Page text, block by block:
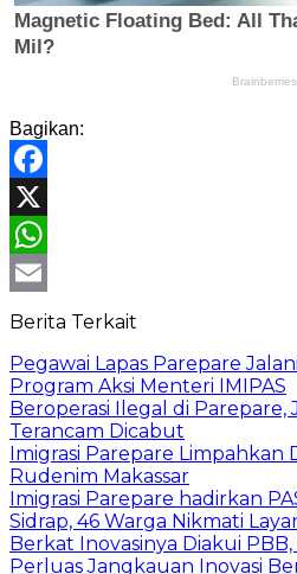
Bagikan:
Facebook
X
WhatsApp
Email
Berita Terkait
Pegawai Lapas Parepare
Program Aksi Menteri IMIPAS
Beroperasi Ilegal di
Terancam Dicabut
Imigrasi Parepare Limpahkan
Rudenim Makassar
Imigrasi Parepare hadirkan
Sidrap, 46 Warga Nikmati
Berkat Inovasinya Diakui
Perluas Jangkauan Inovasi